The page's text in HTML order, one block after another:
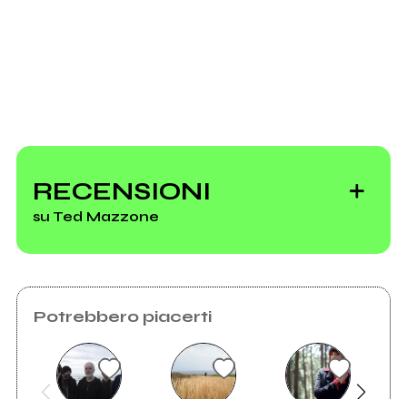
PaNiC
Vedi tutti
Invia messaggio
RECENSIONI
su Ted Mazzone
Potrebbero piacerti